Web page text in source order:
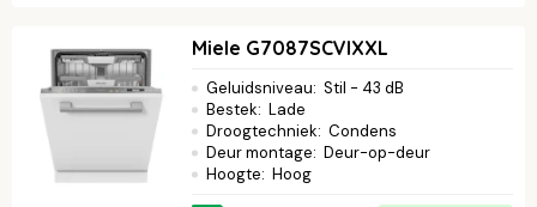
Miele G7087SCVIXXL
Geluidsniveau: Stil - 43 dB
Bestek: Lade
Droogtechniek: Condens
Deur montage: Deur-op-deur
Hoogte: Hoog